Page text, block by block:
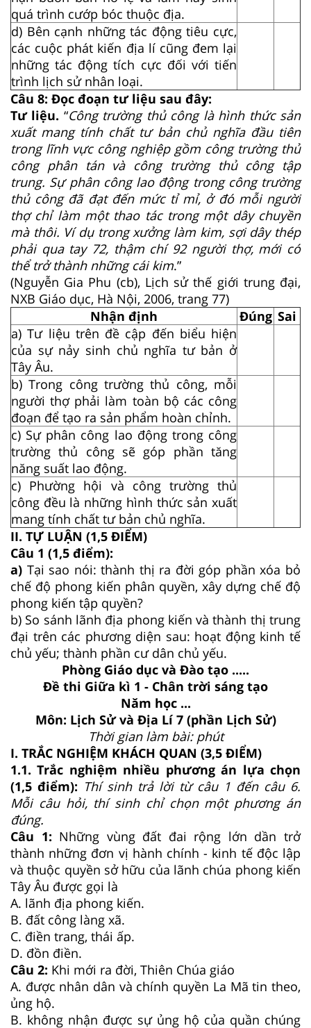
quá trình cướp bóc thuộc địa.
d) Bên cạnh những tác động tiêu cực,
các cuộc phát kiến địa lí cũng đem lại
những tác động tích cực đối với tiến
trình lịch sử nhân loại.
Câu 8: Đọc đoạn tư liệu sau đây:
Tư liệu. “Công trường thủ công là hình thức sản
xuất mang tính chất tư bản chủ nghĩa đầu tiên
trong lĩnh vực công nghiệp gồm công trường thủ
công phân tán và công trường thủ công tập
trung. Sự phân công lao động trong công trường
thủ công đã đạt đến mức tỉ mỉ, ở đó mỗi người
thợ chỉ làm một thao tác trong một dây chuyền
mà thôi. Ví dụ trong xưởng làm kim, sợi dây thép
phải qua tay 72, thậm chí 92 người thợ, mới có
thể trở thành những cái kim.”
(Nguyễn Gia Phu (cb), Lịch sử thế giới trung đại,
NXB Giáo dục, Hà Nội, 2006, trang 77)
Nhận định
Đúng Sai
a) Tư liệu trên đề cập đến biểu hiện
của sự nảy sinh chủ nghĩa tư bản ở
Tây Âu.
b) Trong công trường thủ công, mỗi
người thợ phải làm toàn bộ các công
đoạn để tạo ra sản phẩm hoàn chỉnh.
c) Sự phân công lao động trong công
trường thủ công sẽ góp phần tăng
năng suất lao động.
c) Phường hội và công trường thủ
công đều là những hình thức sản xuất
mang tính chất tư bản chủ nghĩa.
II. TỰ LUẬN (1,5 ĐIỂM)
Câu 1 (1,5 điểm):
a) Tại sao nói: thành thị ra đời góp phần xóa bỏ
chế độ phong kiến phân quyền, xây dựng chế độ
phong kiến tập quyền?
b) So sánh lãnh địa phong kiến và thành thị trung
đại trên các phương diện sau: hoạt động kinh tế
chủ yếu; thành phần cư dân chủ yếu.
Phòng Giáo dục và Đào tạo .....
Đề thi Giữa kì 1 - Chân trời sáng tạo
Năm học ...
Môn: Lịch Sử và Địa Lí 7 (phần Lịch Sử)
Thời gian làm bài: phút
I. TRẮC NGHIỆM KHÁCH QUAN (3,5 ĐIỂM)
1.1. Trắc nghiệm nhiều phương án lựa chọn
(1,5 điểm): Thí sinh trả lời từ câu 1 đến câu 6.
Mỗi câu hỏi, thí sinh chỉ chọn một phương án
đúng.
Câu 1: Những vùng đất đai rộng lớn dần trở
thành những đơn vị hành chính - kinh tế độc lập
và thuộc quyền sở hữu của lãnh chúa phong kiến
Tây Âu được gọi là
A. lãnh địa phong kiến.
B. đất công làng xã.
C. điền trang, thái ấp.
D. đồn điền.
Câu 2: Khi mới ra đời, Thiên Chúa giáo
A. được nhân dân và chính quyền La Mã tin theo,
ủng hộ.
B. không nhận được sự ủng hộ của quần chúng